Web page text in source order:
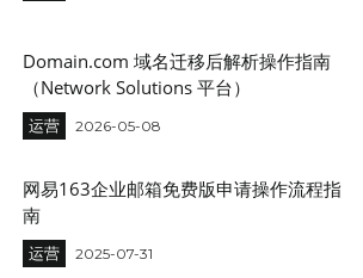
Domain.com 域名迁移后解析操作指南
（Network Solutions 平台）
运营 2026-05-08
网易163企业邮箱免费版申请操作流程指
南
运营 2025-07-31